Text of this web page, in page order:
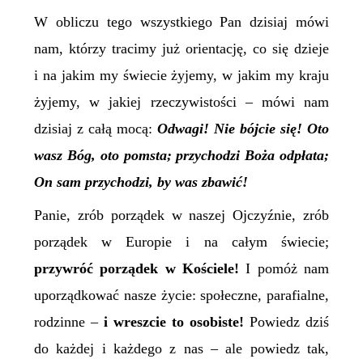
W obliczu tego wszystkiego Pan dzisiaj mówi
nam, którzy tracimy już orientację, co się dzieje
i na jakim my świecie żyjemy, w jakim my kraju
żyjemy,w jakiej rzeczywistości – mówi nam
dzisiaj z całą mocą: Odwagi! Nie bójcie się! Oto
wasz Bóg, oto pomsta; przychodzi Boża odpłata;
On sam przychodzi, by was zbawić!
Panie, zrób porządek w naszej Ojczyźnie, zrób
porządek w Europie i na całym świecie;
przywróć porządek w Kościele! I pomóż nam
uporządkować nasze życie: społeczne, parafialne,
rodzinne – i wreszcie to osobiste!Powiedz dziś
do każdej i każdego z nas – ale powiedz tak,